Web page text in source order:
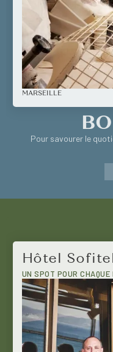
Pour savourer le
MARSEILLE
Hôtel
UN SPOT POUR CHAQUE